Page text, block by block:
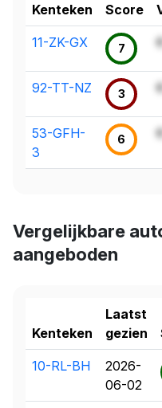
Kenteken Score
11-ZK-GX 7
92-TT-NZ 3
53-GFH-
3
6
Vergelijkbare
aangeboden
Kenteken
Laatst
gezien
10-RL-BH
2026-
06-02